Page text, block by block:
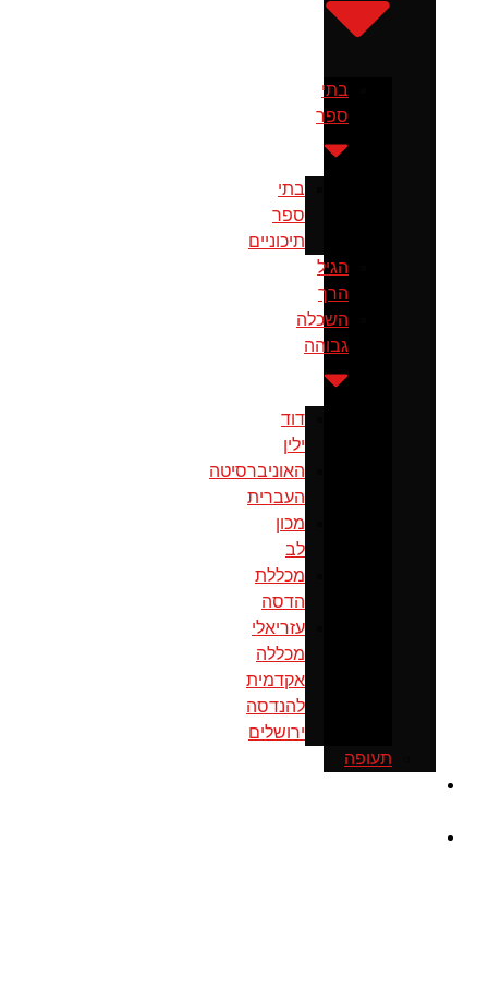
בתי
ספר
בתי
ספר
תיכוניים
הגיל
הרך
השכלה
גבוהה
דוד
ילין
האוניברסיטה
העברית
מכון
לב
מכללת
הדסה
עזריאלי
מכללה
אקדמית
להנדסה
ירושלים
תעופה